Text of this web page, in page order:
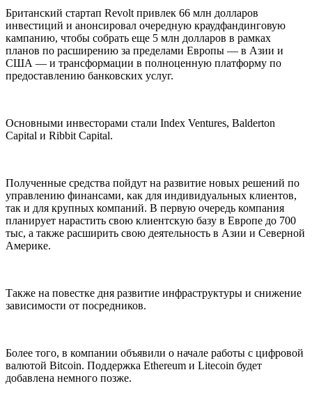
Британский стартап Revolt привлек 66 млн долларов
инвестиций и анонсировал очередную краудфандинговую
кампанию, чтобы собрать еще 5 млн долларов в рамках
планов по расширению за пределами Европы — в Азии и
США — и трансформации в полноценную платформу по
предоставлению банковских услуг.
Основными инвесторами стали Index Ventures, Balderton
Capital и Ribbit Capital.
Полученные средства пойдут на развитие новых решений по
управлению финансами, как для индивидуальных клиентов,
так и для крупных компаний. В первую очередь компания
планирует нарастить свою клиентскую базу в Европе до 700
тыс, а также расширить свою деятельность в Азии и Северной
Америке.
Также на повестке дня развитие инфраструктуры и снижение
зависимости от посредников.
Более того, в компании объявили о начале работы с цифровой
валютой Bitcoin. Поддержка Ethereum и Litecoin будет
добавлена немного позже.